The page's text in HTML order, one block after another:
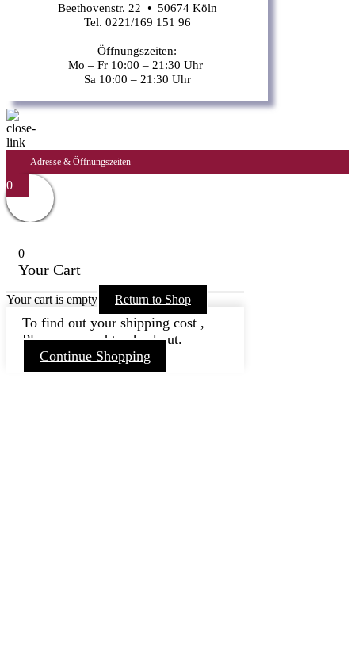
Beethovenstr. 22 • 50674 Köln
Tel. 0221/169 151 96
Öffnungszeiten:
Mo – Fr 10:00 – 21:30 Uhr
Sa 10:00 – 21:30 Uhr
Adresse & Öffnungszeiten
0
0
Your Cart
Your cart is empty Return to Shop
To find out your shipping cost ,
Please proceed to checkout.
Continue Shopping